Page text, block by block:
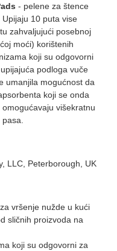
- pelene za štence
10 puta vise
zahvaljujući posebnoj
moći) korištenih
koji su odgovorni
podloga vuče
umanjila mogućnost da
koji se onda
višekratnu
LLC, Peterborough, UK
vršenje nužde u kući
sličnih proizvoda na
koji su odgovorni za